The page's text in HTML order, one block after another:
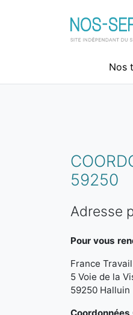
Nos
59250
Adresse
Pour vous
France
5 Voie de la
59250 Halluin